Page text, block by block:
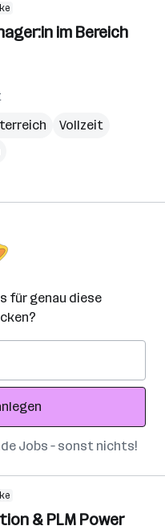
im Bereich
Vollzeit
für genau diese
Jobs – sonst nichts!
& PLM Power